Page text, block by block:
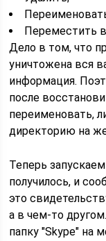
Переместить
Дело в том, что
уничтожена вся
информация.
после
переименовать,
директорию на
Теперь
получилось, и
это
а в чем-то
папку "Skype" на